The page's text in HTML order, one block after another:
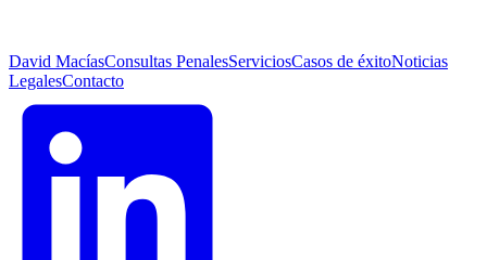
David MacíasConsultas PenalesServiciosCasos de éxitoNoticias
LegalesContacto